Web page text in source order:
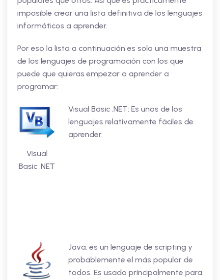
imposible crear una lista definitiva de los lenguajes
informáticos a aprender.
Por eso la lista a continuación es solo una muestra
de los lenguajes de programación con los que
puede que quieras empezar a aprender a
programar:
Visual
Basic .NET
Visual Basic .NET: Es unos de los
lenguajes relativamente fáciles de
aprender.
Java: es un lenguaje de scripting y
probablemente el más popular de
todos. Es usado principalmente para